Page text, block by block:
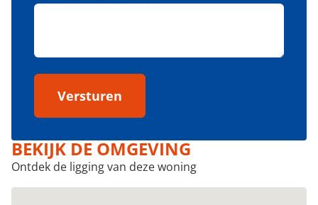
Versturen
BEKIJK DE OMGEVING
Ontdek de ligging van deze woning